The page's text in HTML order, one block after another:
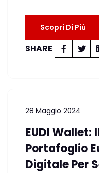
Scopri Di Più
SHARE
28 Maggio 2024
EUDI Wallet:
Portafoglio
Digitale Per